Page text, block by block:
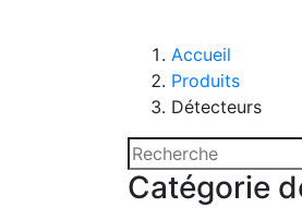
Accueil
Produits
Détecteurs
Catégorie